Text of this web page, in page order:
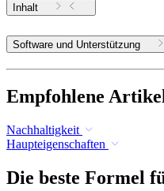
Inhalt
Software und Unterstützung
Empfohlene
Nachhaltigkeit
Haupteigenschaften
Die beste Formel